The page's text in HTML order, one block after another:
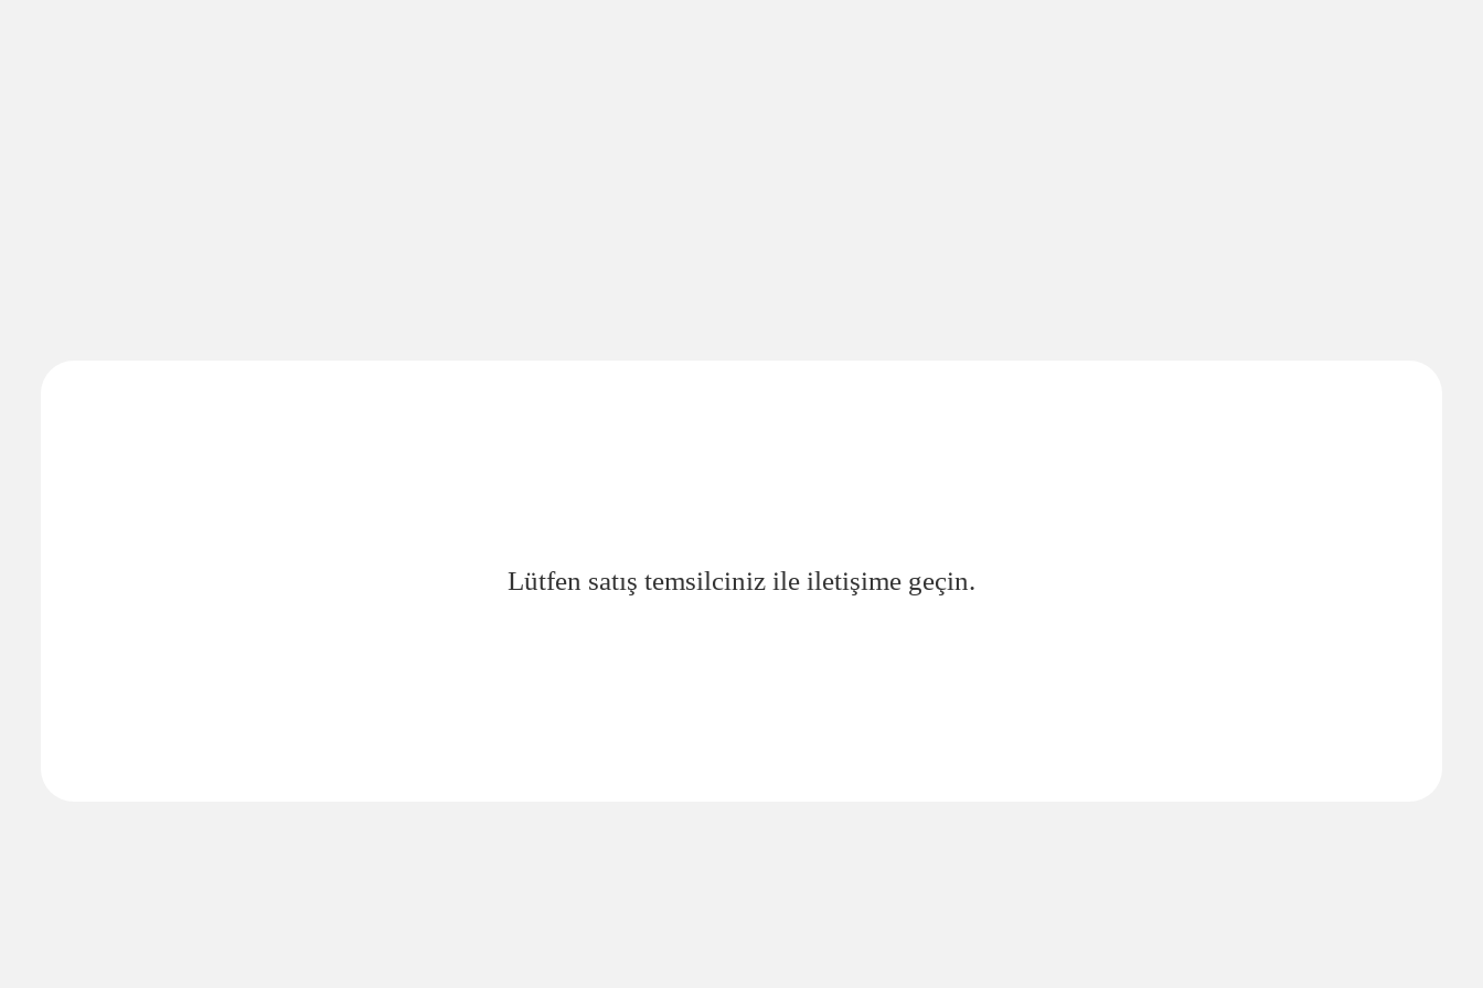
Lütfen satış temsilciniz ile iletişime geçin.